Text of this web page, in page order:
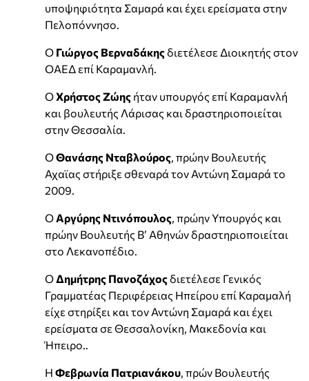
υποψηφιότητα Σαμαρά και έχει ερείσματα στην
Πελοπόννησο.
Ο Γιώργος Βερναδάκηςδιετέλεσε Διοικητής στον
ΟΑΕΔ επί Καραμανλή.
ΟΧρήστος Ζώης ήταν υπουργός επί Καραμανλή
και βουλευτής Λάρισας και δραστηριοποιείται
στην Θεσσαλία.
ΟΘανάσης Νταβλούρος , πρώην Βουλευτής
Αχαϊας στήριξε σθεναρά τον Αντώνη Σαμαρά το
2009.
Ο Αργύρης Ντινόπουλος , πρώην Υπουργός και
πρώην Βουλευτής Β’ Αθηνών δραστηριοποιείται
στο Λεκανοπέδιο.
Ο Δημήτρης Πανοζάχοςδιετέλεσε Γενικός
Γραμματέας Περιφέρειας Ηπείρου επί Καραμαλή
είχε στηρίξει και τον Αντώνη Σαμαρά και έχει
ερείσματα σε Θεσσαλονίκη, Μακεδονία και
Ήπειρο..
Η Φεβρωνία Πατριανάκου , πρών Βουλευτής